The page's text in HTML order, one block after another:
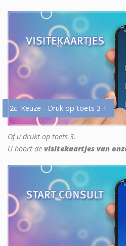
2c. Keuze - Druk op toets 3 +
Of u drukt op toets 3.
U hoort de visitekaartjes van